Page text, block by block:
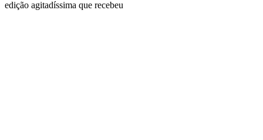
edição agitadíssima que recebeu